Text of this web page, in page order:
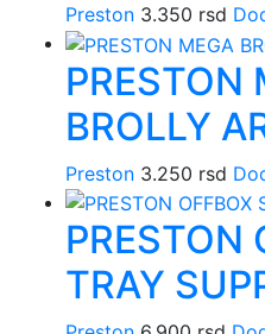
Preston 3.350 rsd
PRESTON
BROLLY
Preston 3.250 rsd
PRESTON
TRAY